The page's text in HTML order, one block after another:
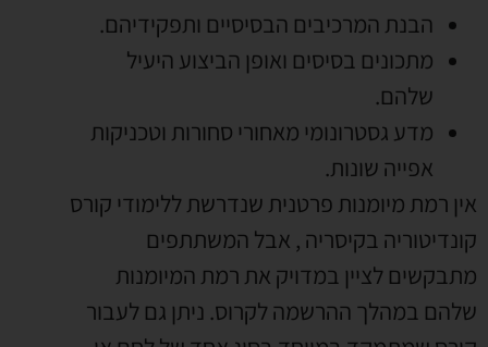
הבנת המרכיבים הבסיסיים ותפקידיהם.
מתכונים בסיסים ואופן הביצוע היעיל
שלהם.
מדע גסטרונומי מאחורי סחורות וטכניקות
אפייה שונות.
אין רמת מיומנות פרטנית שנדרשת ללימודי קורס
קונדיטוריה בקיסריה , אבל המשתתפים
מתבקשים לציין במדויק את רמת המיומנות
שלהם במהלך ההרשמה לקרוס. ניתן גם לעבור